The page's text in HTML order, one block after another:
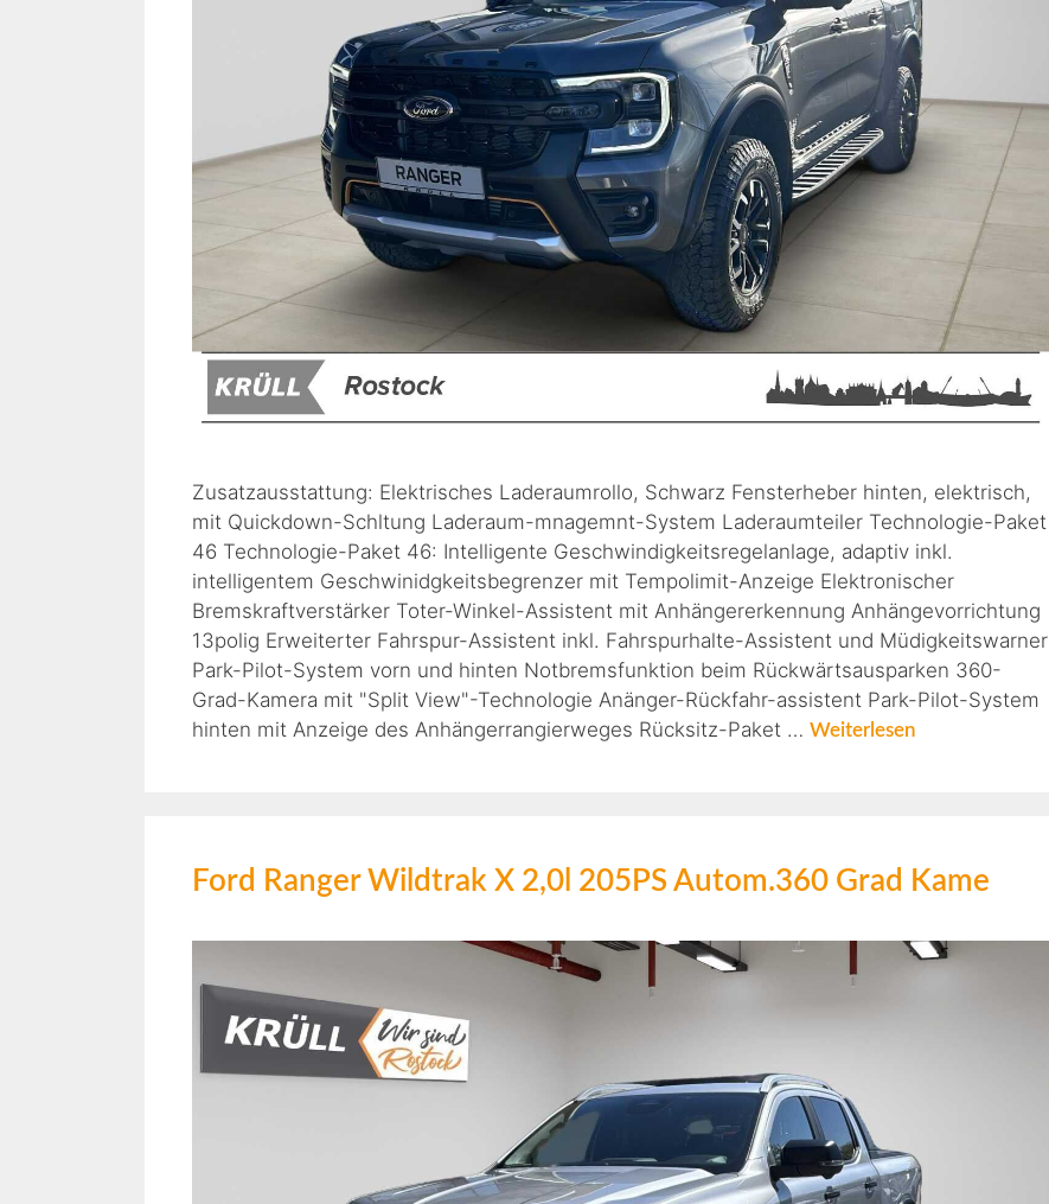
Zusatzausstattung: Elektrisches Laderaumrollo, Schwarz Fensterheber hinten, elektrisch,
mit Quickdown-Schltung Laderaum-mnagemnt-System Laderaumteiler Technologie-Paket
46 Technologie-Paket 46: Intelligente Geschwindigkeitsregelanlage, adaptiv inkl.
intelligentem Geschwinidgkeitsbegrenzer mit Tempolimit-Anzeige Elektronischer
Bremskraftverstärker Toter-Winkel-Assistent mit Anhängererkennung Anhängevorrichtung
13polig Erweiterter Fahrspur-Assistent inkl. Fahrspurhalte-Assistent und Müdigkeitswarner
Park-Pilot-System vorn und hinten Notbremsfunktion beim Rückwärtsausparken 360-
Grad-Kamera mit "Split View"-Technologie Anänger-Rückfahr-assistent Park-Pilot-System
hinten mit Anzeige des Anhängerrangierweges Rücksitz-Paket … Weiterlesen
Ford Ranger Wildtrak X 2,0l 205PS Autom.360 Grad Kame